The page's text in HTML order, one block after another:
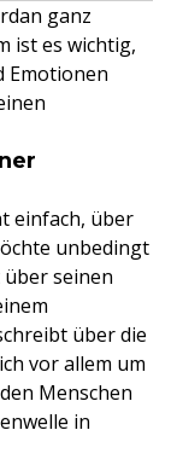
ganz
ist es wichtig,
Emotionen
einfach, über
unbedingt
seinen
über die
vor allem um
Menschen
in